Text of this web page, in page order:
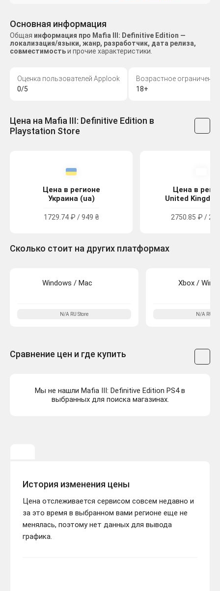
Основная информация
Общая информация про Mafia III: Definitive Edition —
локализация/языки, жанр, разработчик, дата релиза,
совместимостьи прочие характеристики.
Оценка пользователей Applook
0/5
Возрастное ограничение
18+
Цена на Mafia III: Definitive Edition в
Playstation Store
Цена в регионе
Украина (ua)
1729.74 ₽ / 949 ₴
Цена в
United
2750.85 ₽ /
Сколько стоит на других платформах
Windows / Mac
N/A RU Store
Xbox /
N/A RU
Сравнение цен и где купить
Мы не нашли Mafia III: Definitive Edition PS4 в
выбранных для поиска магазинах.
История изменения цены
Цена отслеживается сервисом совсем недавно и
за это время в выбранном вами регионе еще не
менялась, поэтому нет данных для вывода
графика.